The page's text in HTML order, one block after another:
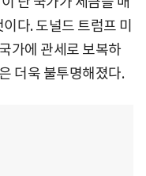
다. 도널드 트럼프 미
가에 관세로 보복하
더욱 불투명해졌다.